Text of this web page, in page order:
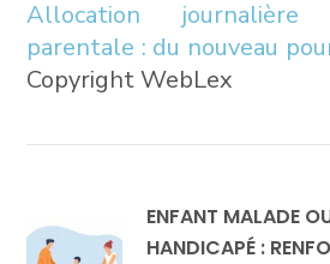
Allocation
parentale : du nouveau
Copyright WebLex
ENFANT MALADE
HANDICAPÉ :